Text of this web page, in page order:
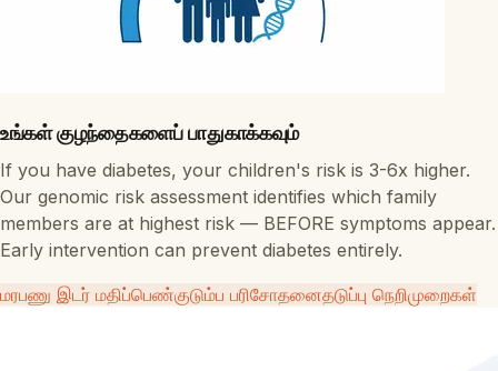
உங்கள் குழந்தைகளைப் பாதுகாக்கவும்
If you have diabetes, your children's risk is 3-6x higher.
Our genomic risk assessment identifies which family
members are at highest risk — BEFORE symptoms appear.
Early intervention can prevent diabetes entirely.
மரபணு இடர் மதிப்பெண்குடும்ப பரிசோதனைதடுப்பு நெறிமுறைகள்